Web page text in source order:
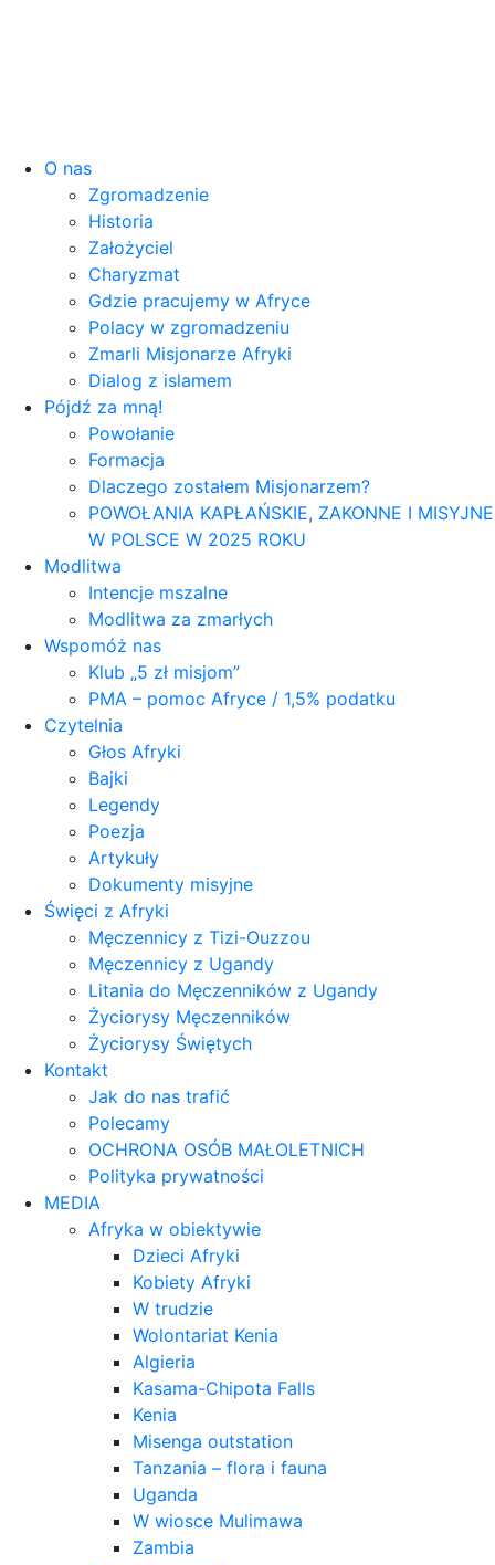
O nas
Zgromadzenie
Historia
Założyciel
Charyzmat
Gdzie pracujemy w Afryce
Polacy w zgromadzeniu
Zmarli Misjonarze Afryki
Dialog z islamem
Pójdź za mną!
Powołanie
Formacja
Dlaczego zostałem Misjonarzem?
POWOŁANIA KAPŁAŃSKIE, ZAKONNE I MISYJNE
W POLSCE W 2025 ROKU
Modlitwa
Intencje mszalne
Modlitwa za zmarłych
Wspomóż nas
Klub „5 zł misjom”
PMA – pomoc Afryce / 1,5% podatku
Czytelnia
Głos Afryki
Bajki
Legendy
Poezja
Artykuły
Dokumenty misyjne
Święci z Afryki
Męczennicy z Tizi-Ouzzou
Męczennicy z Ugandy
Litania do Męczenników z Ugandy
Życiorysy Męczenników
Życiorysy Świętych
Kontakt
Jak do nas trafić
Polecamy
OCHRONA OSÓB MAŁOLETNICH
Polityka prywatności
MEDIA
Afryka w obiektywie
Dzieci Afryki
Kobiety Afryki
W trudzie
Wolontariat Kenia
Algieria
Kasama-Chipota Falls
Kenia
Misenga outstation
Tanzania – flora i fauna
Uganda
W wiosce Mulimawa
Zambia